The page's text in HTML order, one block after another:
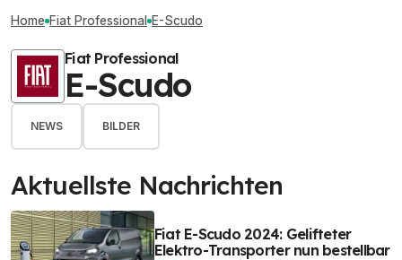
Home Fiat Professional E-Scudo
Fiat Professional
E-Scudo
NEWS BILDER
Aktuellste Nachrichten
Fiat E-Scudo 2024: Gelifteter
Elektro-Transporter nun bestellbar